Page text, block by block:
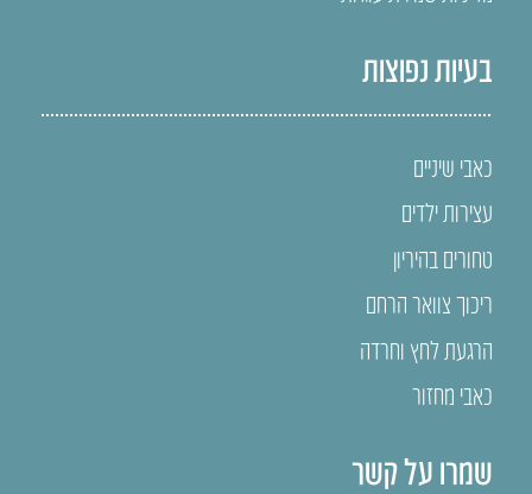
בעיות נפוצות
כאבי שיניים
עצירות ילדים
טחורים בהיריון
ריכוך צוואר הרחם
הרגעת לחץ וחרדה
כאבי מחזור
שמרו על קשר